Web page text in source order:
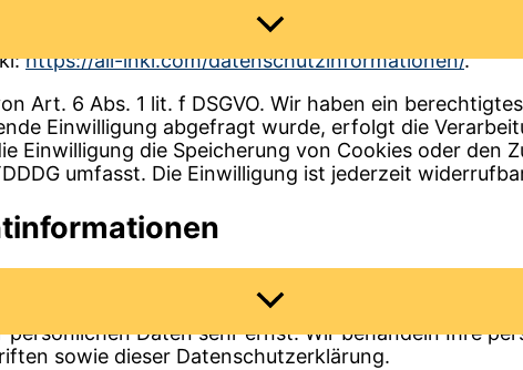
Menü
Menü
Inh. René Münnich, Hauptstraße 68, 02742
https://all-inkl.com/datenschutzinformationen/.
Art. 6 Abs. 1 lit. f DSGVO. Wir haben ein
Einwilligung abgefragt wurde, erfolgt die
Einwilligung die Speicherung von Cookies oder
umfasst. Die Einwilligung ist jederzeit
Daten sehr ernst. Wir behandeln Ihre
sowie dieser Datenschutzerklärung.